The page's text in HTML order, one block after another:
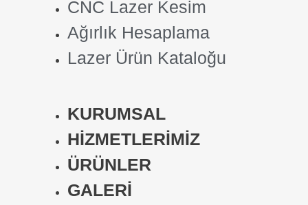
CNC Lazer Kesim
Ağırlık Hesaplama
Lazer Ürün Kataloğu
KURUMSAL
HİZMETLERİMİZ
ÜRÜNLER
GALERİ